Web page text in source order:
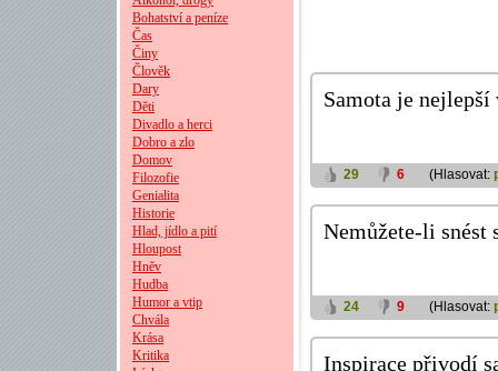
Bohatství a peníze
Čas
Činy
Člověk
Dary
Děti
Divadlo a herci
Dobro a zlo
Domov
Filozofie
Genialita
Historie
Hlad, jídlo a pití
Hloupost
Hněv
Hudba
Humor a vtip
Chvála
Krása
Kritika
Samota je
29 6 (Hlasovat:
Nemůžete-li snést
24 9 (Hlasovat:
Inspirace přivodí